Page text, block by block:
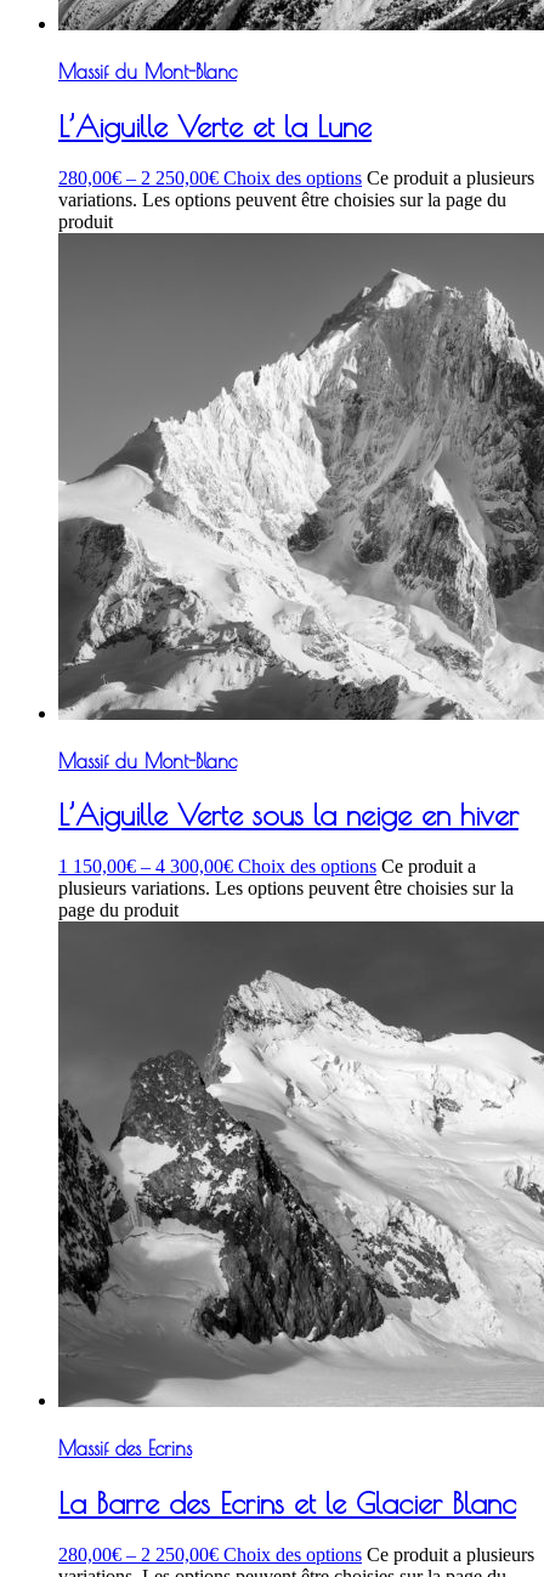
Massif du Mont-Blanc
L’Aiguille Verte et la Lune
280,00€ – 2 250,00€ Choix des options Ce produit a plusieurs
variations. Les options peuvent être choisies sur la page du
produit
Massif du Mont-Blanc
L’Aiguille Verte sous la neige en hiver
1 150,00€ – 4 300,00€ Choix des options Ce produit a
plusieurs variations. Les options peuvent être choisies sur la
page du produit
Massif des Ecrins
La Barre des Ecrins et le Glacier Blanc
280,00€ – 2 250,00€ Choix des options Ce produit a plusieurs